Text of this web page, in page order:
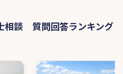
相談 質問回答ランキング